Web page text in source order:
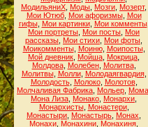
МодильяниХ Моды Мозги Мозерт,
Мои Ютюб, Мои афоризмы, Мои
гифы, Мои картинки, Мои комменты,
Мои портреты Мои посты Мои
рассказы Мои стихи Мои фоты
Моикомменты, Моиню, Моипосты,
Мой дневник Мойша Мокрица
Молдова, Молебен, Молитва,
Молитвы, Молли, Молодаягвардия,
Молодость, Молоко, Молотов,
Молчаливая Фабрика Мольер Мома
Мона Лиза Монако Монархи
Монархисты, Монастери,
Монастыри Монастырь Монах
Монахи Монахини Монахиня